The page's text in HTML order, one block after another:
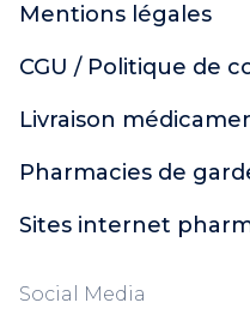
Mentions légales
CGU / Politique de
Livraison
Pharmacies de
Sites internet
Social Media